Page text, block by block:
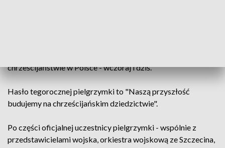
chrześcijaństwie w Polsce - wczoraj i dziś.
Hasło tegorocznej pielgrzymki to "Naszą przyszłość
budujemy na chrześcijańskim dziedzictwie".
Po części oficjalnej uczestnicy pielgrzymki - wspólnie z
przedstawicielami wojska, orkiestra wojskową ze Szczecina,